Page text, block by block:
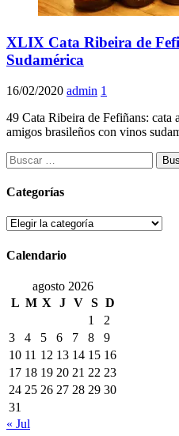
XLIX Cata Ribeira de
Sudamérica
16/02/2020 admin 1
49 Cata Ribeira de Fefiñans: cata
amigos brasileños con vinos
Buscar:
Categorías
Categorías
Calendario
agosto 2026
L M X J V S D
1
2
3
4 5 6 7 8
9
10 11 12 13 14 15 16
17 18 19 20 21 22 23
24 25 26 27 28 29 30
31
« Jul